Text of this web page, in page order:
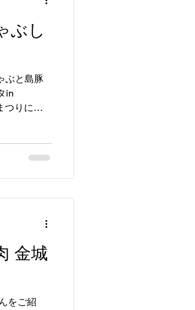
ぶし
ぶと島豚
in
つりにご
金城
をご紹